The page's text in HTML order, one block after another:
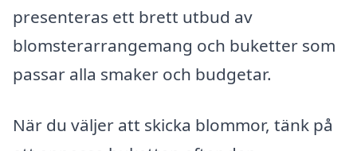
presenteras ett brett utbud av
blomsterarrangemang och buketter som
passar alla smaker och budgetar.
När du väljer att skicka blommor, tänk på